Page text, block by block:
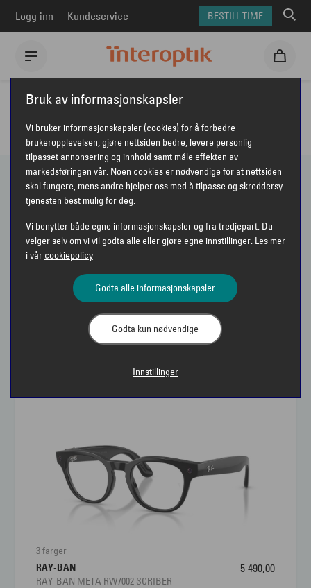
Logg inn Kundeservice BESTILL TIME
Interoptik Briller
BRILLER FRA INTEROPTIK
461 PRODUKTER
Vis bare nyheter
Sorter etter Anbefalt
VIS FILTER
akkurat dine behov. Kanskjeprogressive brillerer det
riktige for deg?
Her vises et representativt utvalg av våre innfatninger
Briller bestilles i din
at du kan være trygg på at du får riktige glass og med
3 farger
RAY-BAN
RAY-BAN META RW7002 SCRIBER
5 490,00
Bruk av informasjonskapsler
Vi bruker informasjonskapsler (cookies) for å forbedre
brukeropplevelsen, gjøre nettsiden bedre, levere personlig
tilpasset annonsering og innhold samt måle effekten av
markedsføringen vår. Noen cookies er nødvendige for at nettsiden
skal fungere, mens andre hjelper oss med å tilpasse og skreddersy
tjenesten best mulig for deg.
Vi benytter både egne informasjonskapsler og fra tredjepart. Du
velger selv om vi vil godta alle eller gjøre egne innstillinger. Les mer
i vår cookiepolicy
Godta alle informasjonskapsler
Godta kun nødvendige
Innstillinger